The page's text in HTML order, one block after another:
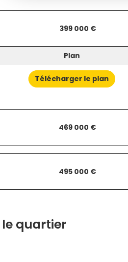
399 000 €
Plan
Télécharger le plan
469 000 €
495 000 €
quartier